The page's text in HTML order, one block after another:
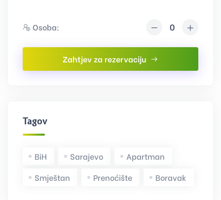
Osoba:
Zahtjev za rezervaciju
Tagovi
BiH Sarajevo
Apartman
Smještan
Prenoćište Boravak